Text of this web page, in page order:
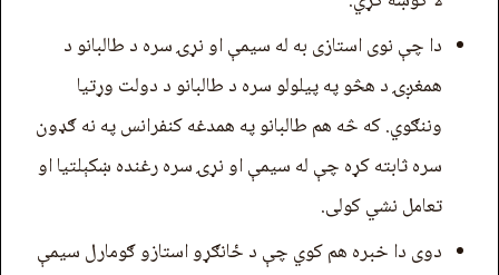
دا چې نوی استازی به له سیمې او نړۍ سره د طالبانو د
همغږۍ د هڅو په پیلولو سره د طالبانو د دولت وړتیا
وننګوي. که څه هم طالبانو په همدغه کنفرانس په نه ګډون
سره ثابته کړه چې له سیمې او نړۍ سره رغنده ښکېلتیا او
تعامل نشي کولی.
دوی دا خبره هم کوي چې د ځانګړو استازو ګومارل سیمې